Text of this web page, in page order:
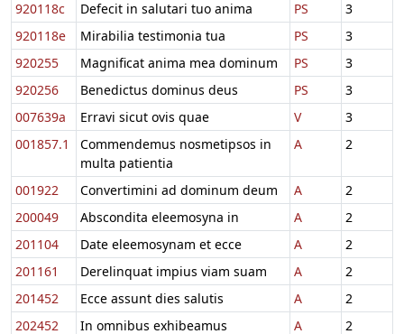
920118c
Defecit in salutari tuo anima PS
3
920118e
Mirabilia testimonia tua PS
3
920255
Magnificat anima mea dominum PS
3
920256
Benedictus dominus deus PS
3
007639a
Erravi sicut ovis quae V
3
001857.1
Commendemus nosmetipsos in
multa patientia
A 2
001922 Convertimini ad dominum deum A
2
200049
Abscondita eleemosyna in A
2
201104
Date eleemosynam et ecce A
2
201161
Derelinquat impius viam suam A
2
201452
Ecce assunt dies salutis A
2
202452
In omnibus exhibeamus A 2